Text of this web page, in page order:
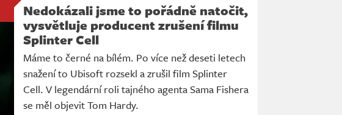
Nedokázali jsme to pořádně natočit,
vysvětluje producent zrušení filmu
Splinter Cell
Máme to černé na bílém. Po více než deseti letech
snažení to Ubisoft rozsekl a zrušil film Splinter
Cell. V legendární roli tajného agenta Sama Fishera
se měl objevit Tom Hardy.